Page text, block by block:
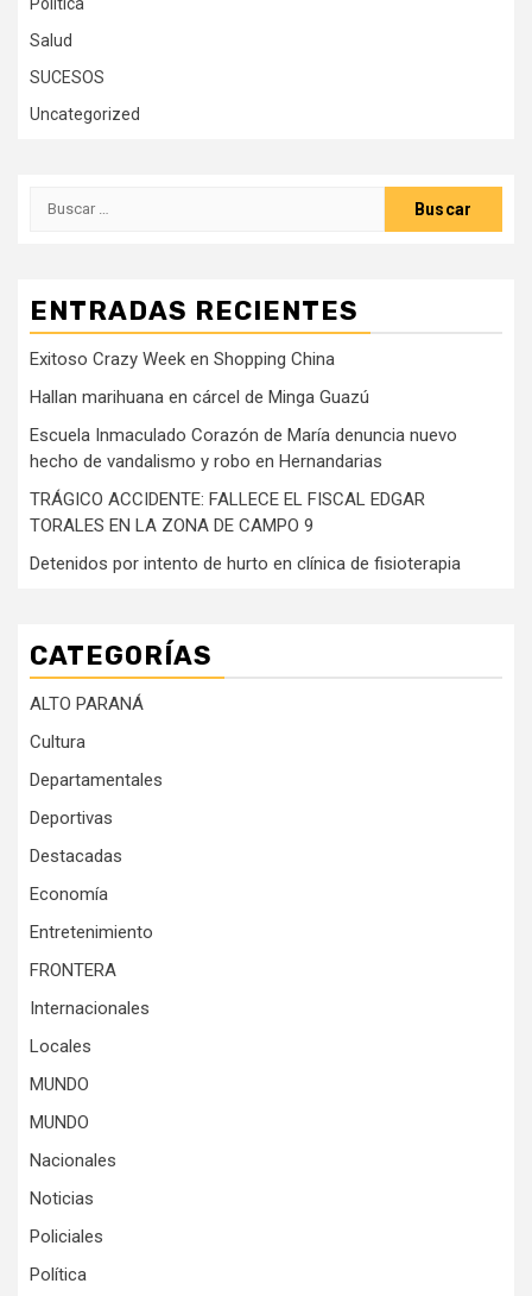
Salud
SUCESOS
Uncategorized
Buscar:
ENTRADAS RECIENTES
Exitoso Crazy Week en Shopping China
Hallan marihuana en cárcel de Minga Guazú
Escuela Inmaculado Corazón de María denuncia nuevo
hecho de vandalismo y robo en Hernandarias
TRÁGICO ACCIDENTE: FALLECE EL FISCAL EDGAR
TORALES EN LA ZONA DE CAMPO 9
Detenidos por intento de hurto en clínica de fisioterapia
CATEGORÍAS
ALTO PARANÁ
Cultura
Departamentales
Deportivas
Destacadas
Economía
Entretenimiento
FRONTERA
Internacionales
Locales
MUNDO
MUNDO
Nacionales
Noticias
Policiales
Política